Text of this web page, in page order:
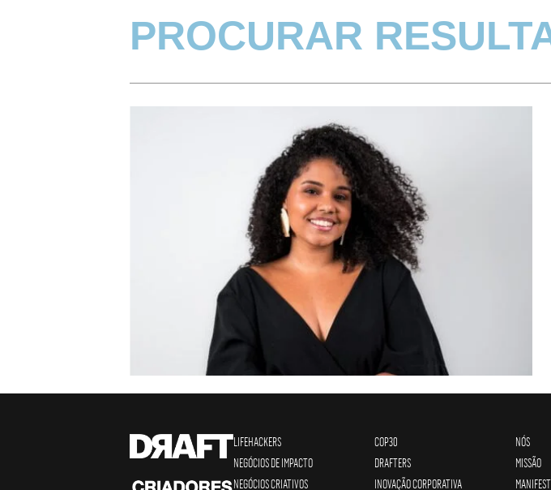
PROCURAR
LIFEHACKERS
NEGÓCIOS DE IMPACTO
NEGÓCIOS CRIATIVOS
COP30
DRAFTERS
INOVAÇÃO CORPORATIVA
NÓS
MISSÃO